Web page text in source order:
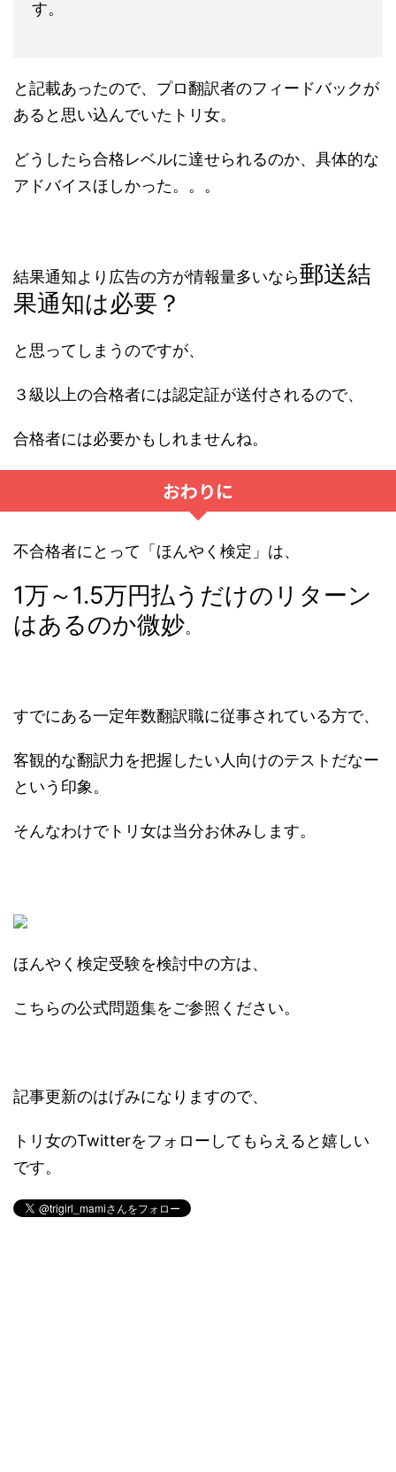
す。
と記載あったので、プロ翻訳者のフィードバックが
あると思い込んでいたトリ女。
どうしたら合格レベルに達せられるのか、具体的な
アドバイスほしかった。。。
結果通知より広告の方が情報量多いなら郵送結
果通知は必要？
と思ってしまうのですが、
３級以上の合格者には認定証が送付されるので、
合格者には必要かもしれませんね。
おわりに
不合格者にとって「ほんやく検定」は、
1万～1.5万円払うだけのリターン
はあるのか微妙。
すでにある一定年数翻訳職に従事されている方で、
客観的な翻訳力を把握したい人向けのテストだなー
という印象。
そんなわけでトリ女は当分お休みします。
ほんやく検定受験を検討中の方は、
こちらの公式問題集をご参照ください。
記事更新のはげみになりますので、
トリ女のTwitterをフォローしてもらえると嬉しい
です。